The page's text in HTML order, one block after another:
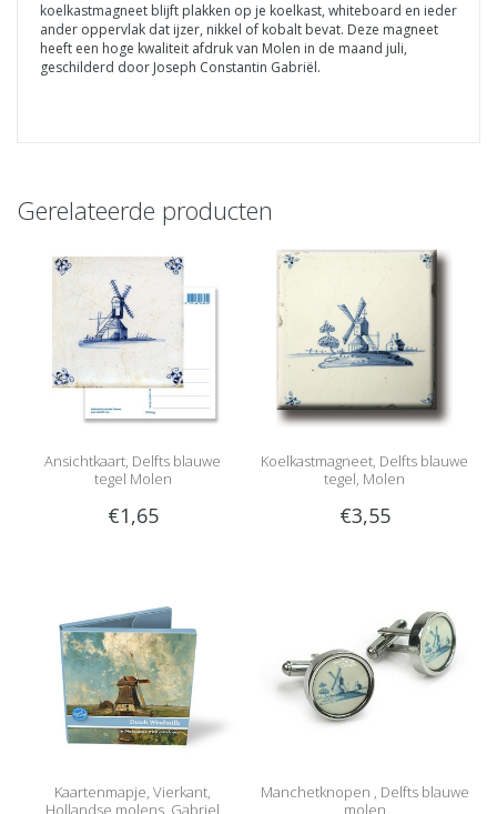
koelkastmagneet blijft plakken op je koelkast, whiteboard en ieder
ander oppervlak dat ijzer, nikkel of kobalt bevat. Deze magneet
heeft een hoge kwaliteit afdruk van Molen in de maand juli,
geschilderd door Joseph Constantin Gabriël.
Gerelateerde producten
Ansichtkaart, Delfts blauwe
tegel Molen
€1,65
Koelkastmagneet, Delfts blauwe
tegel, Molen
€3,55
Kaartenmapje, Vierkant,
Hollandse molens, Gabriel
Manchetknopen , Delfts blauwe
molen